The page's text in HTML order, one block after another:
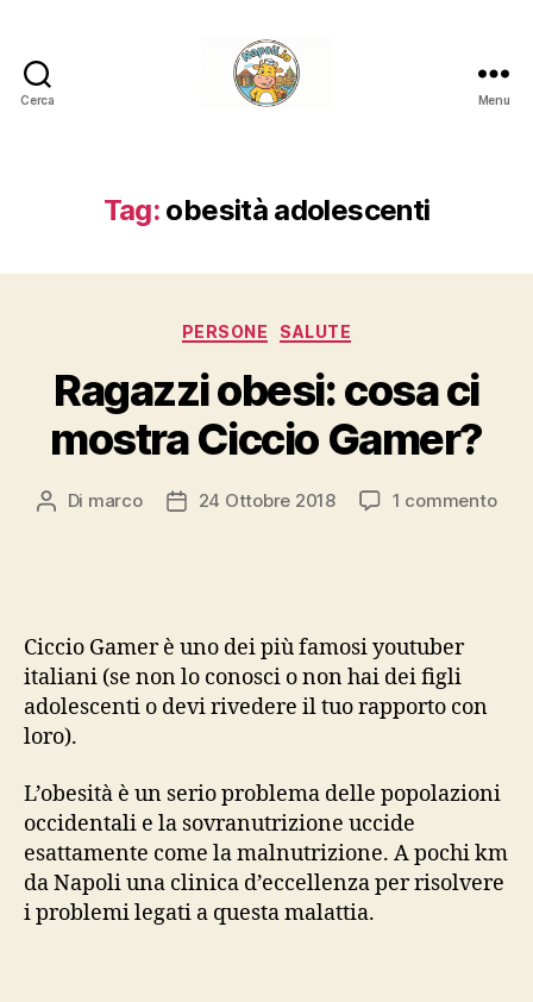
Cerca Menu
Tag: obesità adolescenti
Categorie
PERSONE SALUTE
Ragazzi obesi: cosa ci
mostra Ciccio Gamer?
Autore
Di marco
Data24 Ottobre 2018 1 commentosu
Ciccio Gamer è uno dei più famosi youtuber
italiani (se non lo conosci o non hai dei figli
adolescenti o devi rivedere il tuo rapporto con
loro).
L’obesità è un serio problema delle popolazioni
occidentali e la sovranutrizione uccide
esattamente come la malnutrizione. A pochi km
da Napoli una clinica d’eccellenza per risolvere
i problemi legati a questa malattia.